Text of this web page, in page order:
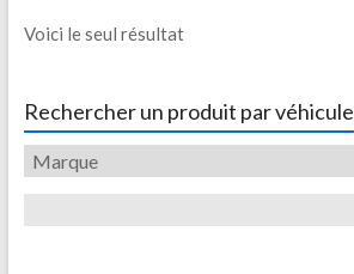
Voici le seul résultat
Rechercher un produit par véhicule